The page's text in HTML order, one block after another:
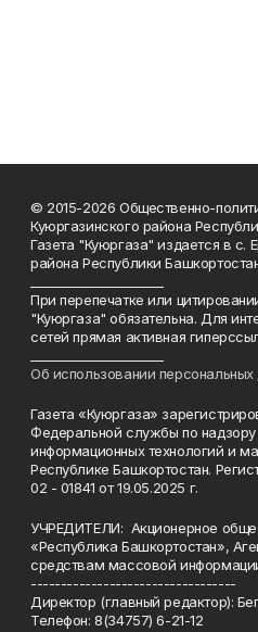
© 2015-2026 Общественно-
Куюргазинского района
Газета "Куюргаза" издается в с.
района Республики
При перепечатке или
"Куюргаза" обязательна. Для
сетей прямая активная
Об использовании персональных
Газета «Куюргаза»
Федеральной службы по
информационных технологий и
Республике Башкортостан.
02 - 01841 от 19.05.2025 г.
УЧРЕДИТЕЛИ: Акционерное
«Республика Башкортостан»,
средствам массовой
----------------------------------
Директор (главный редактор):
Телефон: 8(34757) 6-21-12